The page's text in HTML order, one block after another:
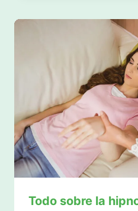
Todo sobre la